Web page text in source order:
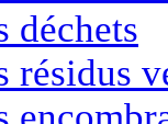
déchets
résidus